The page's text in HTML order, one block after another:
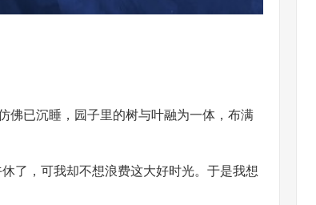
佛已沉睡，园子里的树与叶融为一体，布满
了，可我却不想浪费这大好时光。于是我想